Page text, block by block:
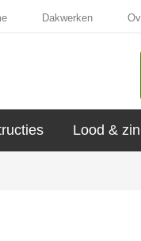
Dakwerken
Lood &